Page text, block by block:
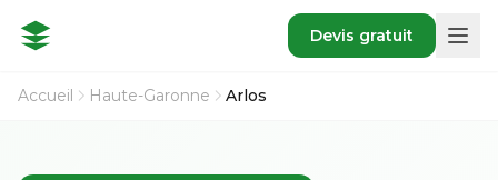
Devis gratuit
Accueil Haute-Garonne Arlos